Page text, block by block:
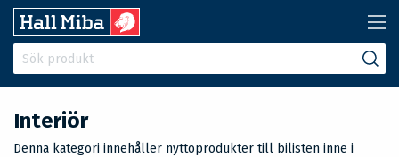
Interiör
Denna kategori innehåller nyttoprodukter till bilisten inne i